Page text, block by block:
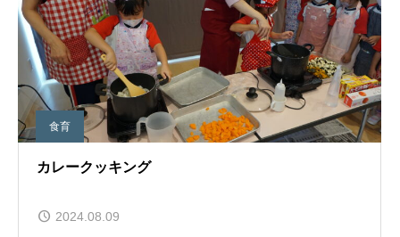
食育
カレークッキング
2024.08.09